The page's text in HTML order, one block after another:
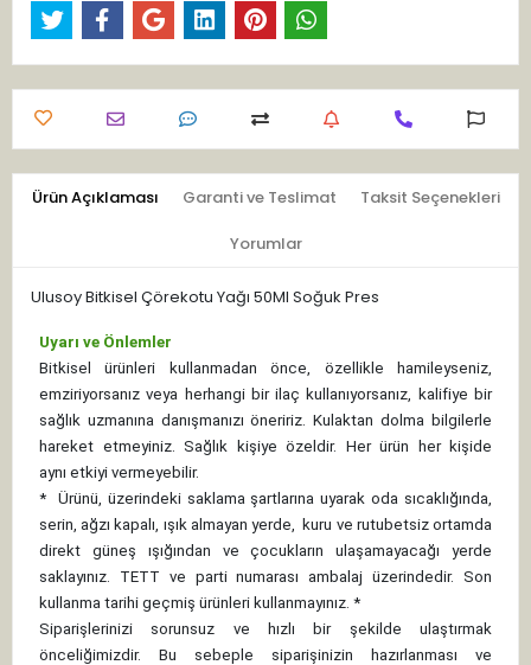
Ürün Açıklaması Garanti ve Teslimat Taksit Seçenekleri
Yorumlar
Ulusoy Bitkisel Çörekotu Yağı 50Ml Soğuk Pres
Uyarı ve Önlemler
Bitkisel ürünleri kullanmadan önce, özellikle hamileyseniz,
emziriyorsanız veya herhangi bir ilaç kullanıyorsanız, kalifiye bir
sağlık uzmanına danışmanızı öneririz. Kulaktan dolma bilgilerle
hareket etmeyiniz. Sağlık kişiye özeldir. Her ürün her kişide
aynı etkiyi vermeyebilir.
*
Ürünü, üzerindeki saklama şartlarına uyarak oda sıcaklığında,
serin, ağzı kapalı, ışık almayan yerde, kuru ve rutubetsiz ortamda
direkt güneş ışığından ve çocukların ulaşamayacağı yerde
saklayınız. TETT ve parti numarası ambalaj üzerindedir. Son
kullanma tarihi geçmiş ürünleri kullanmayınız. *
Siparişlerinizi sorunsuz ve hızlı bir şekilde ulaştırmak
önceliğimizdir. Bu sebeple siparişinizin hazırlanması ve